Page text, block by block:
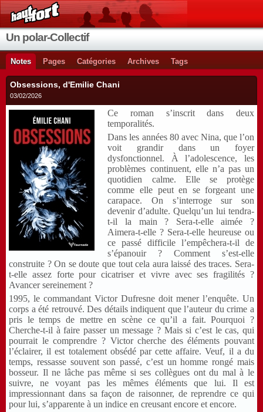
Un polar-Collectif
Notes Pages Catégories Archives Tags
Obsessions, d'Emilie Chani
03/02/2026
Ce roman s’inscrit dans deux
temporalités.
Dans les années 80 avec Nina, que l’on
voit grandir dans un foyer
dysfonctionnel. À l’adolescence, les
problèmes continuent, elle n’a pas un
quotidien calme. Elle se protège
comme elle peut en se forgeant une
carapace. On s’interroge sur son
devenir d’adulte. Quelqu’un lui tendra-
t-il la main ? Sera-t-elle aimée ?
Aimera-t-elle ? Sera-t-elle heureuse ou
ce passé difficile l’empêchera-t-il de
s’épanouir ? Comment s’est-elle
construite ? On se doute que tout cela aura laissé des traces. Sera-
t-elle assez forte pour cicatriser et vivre avec ses fragilités ?
Avancer sereinement ?
1995, le commandant Victor Dufresne doit mener l’enquête. Un
corps a été retrouvé. Des détails indiquent que l’auteur du crime a
pris le temps de mettre en scène ce qu’il a fait. Pourquoi ?
Cherche-t-il à faire passer un message ? Mais si c’est le cas, qui
pourrait le comprendre ? Victor cherche des éléments pouvant
l’éclairer, il est totalement obsédé par cette affaire. Veuf, il a du
temps, ressasse souvent son passé, c’est un homme rongé mais
bosseur. Il ne lâche pas même si ses collègues ont du mal à le
suivre, ne voyant pas les mêmes éléments que lui. Il est
impressionnant dans sa façon de raisonner, de reprendre ce qui
pour lui, s’apparente à un indice en creusant encore et encore.